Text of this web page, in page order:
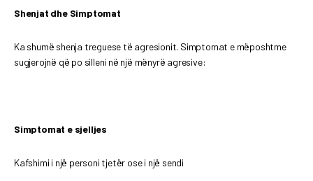
Shenjat dhe Simptomat
Ka shumë shenja treguese të agresionit. Simptomat e mëposhtme
sugjerojnë që po silleni në një mënyrë agresive:
Simptomat e sjelljes
Kafshimi i një personi tjetër ose i një sendi